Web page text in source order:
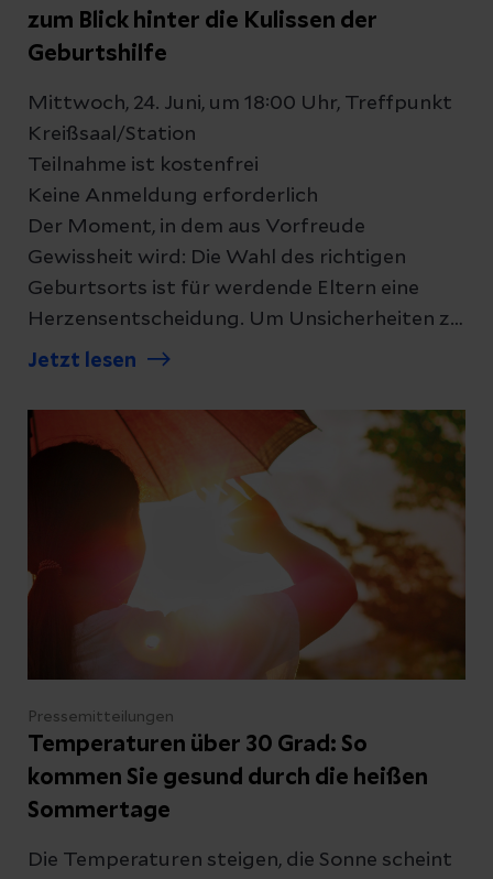
zum Blick hinter die Kulissen der
Geburtshilfe
Mittwoch, 24. Juni, um 18:00 Uhr, Treffpunkt
Kreißsaal/Station
Teilnahme ist kostenfrei
Keine Anmeldung erforderlich
Der Moment, in dem aus Vorfreude
Gewissheit wird: Die Wahl des richtigen
Geburtsorts ist für werdende Eltern eine
Herzensentscheidung. Um Unsicherheiten zu
nehmen und Vertrauen aufzubauen, öffnet
Türen. Bei dem beliebten Infoabend am 24.
Juni können werdende Mütter und Väter das
Team und die Kreißsäle hautnah erleben –
ganz ohne Anmeldung.
Jetzt lesen
Pressemitteilungen
Temperaturen über 30 Grad: So
kommen Sie gesund durch die heißen
Sommertage
Die Temperaturen steigen, die Sonne scheint